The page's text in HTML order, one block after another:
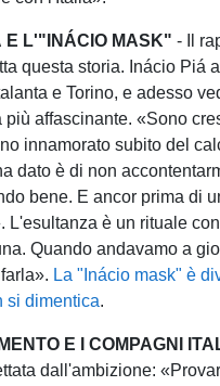
E L'"INÁCIO MASK" - Il
questa storia. Inácio Piá
e Torino, e adesso
affascinante. «Sono
innamorato subito del
dato è di non
bene. E ancor prima di
L'esultanza è un rituale
Quando andavamo a
La "Inácio mask" è
si dimentica.
E I COMPAGNI
dall'ambizione: